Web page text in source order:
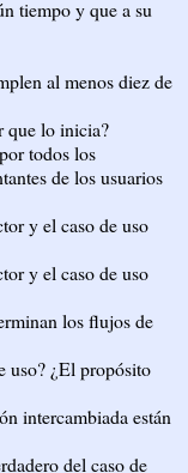
tiempo y que a su
al menos diez de
que lo inicia?
todos los
de los usuarios
y el caso de uso
y el caso de uso
los flujos de
uso? ¿El propósito
intercambiada están
del caso de